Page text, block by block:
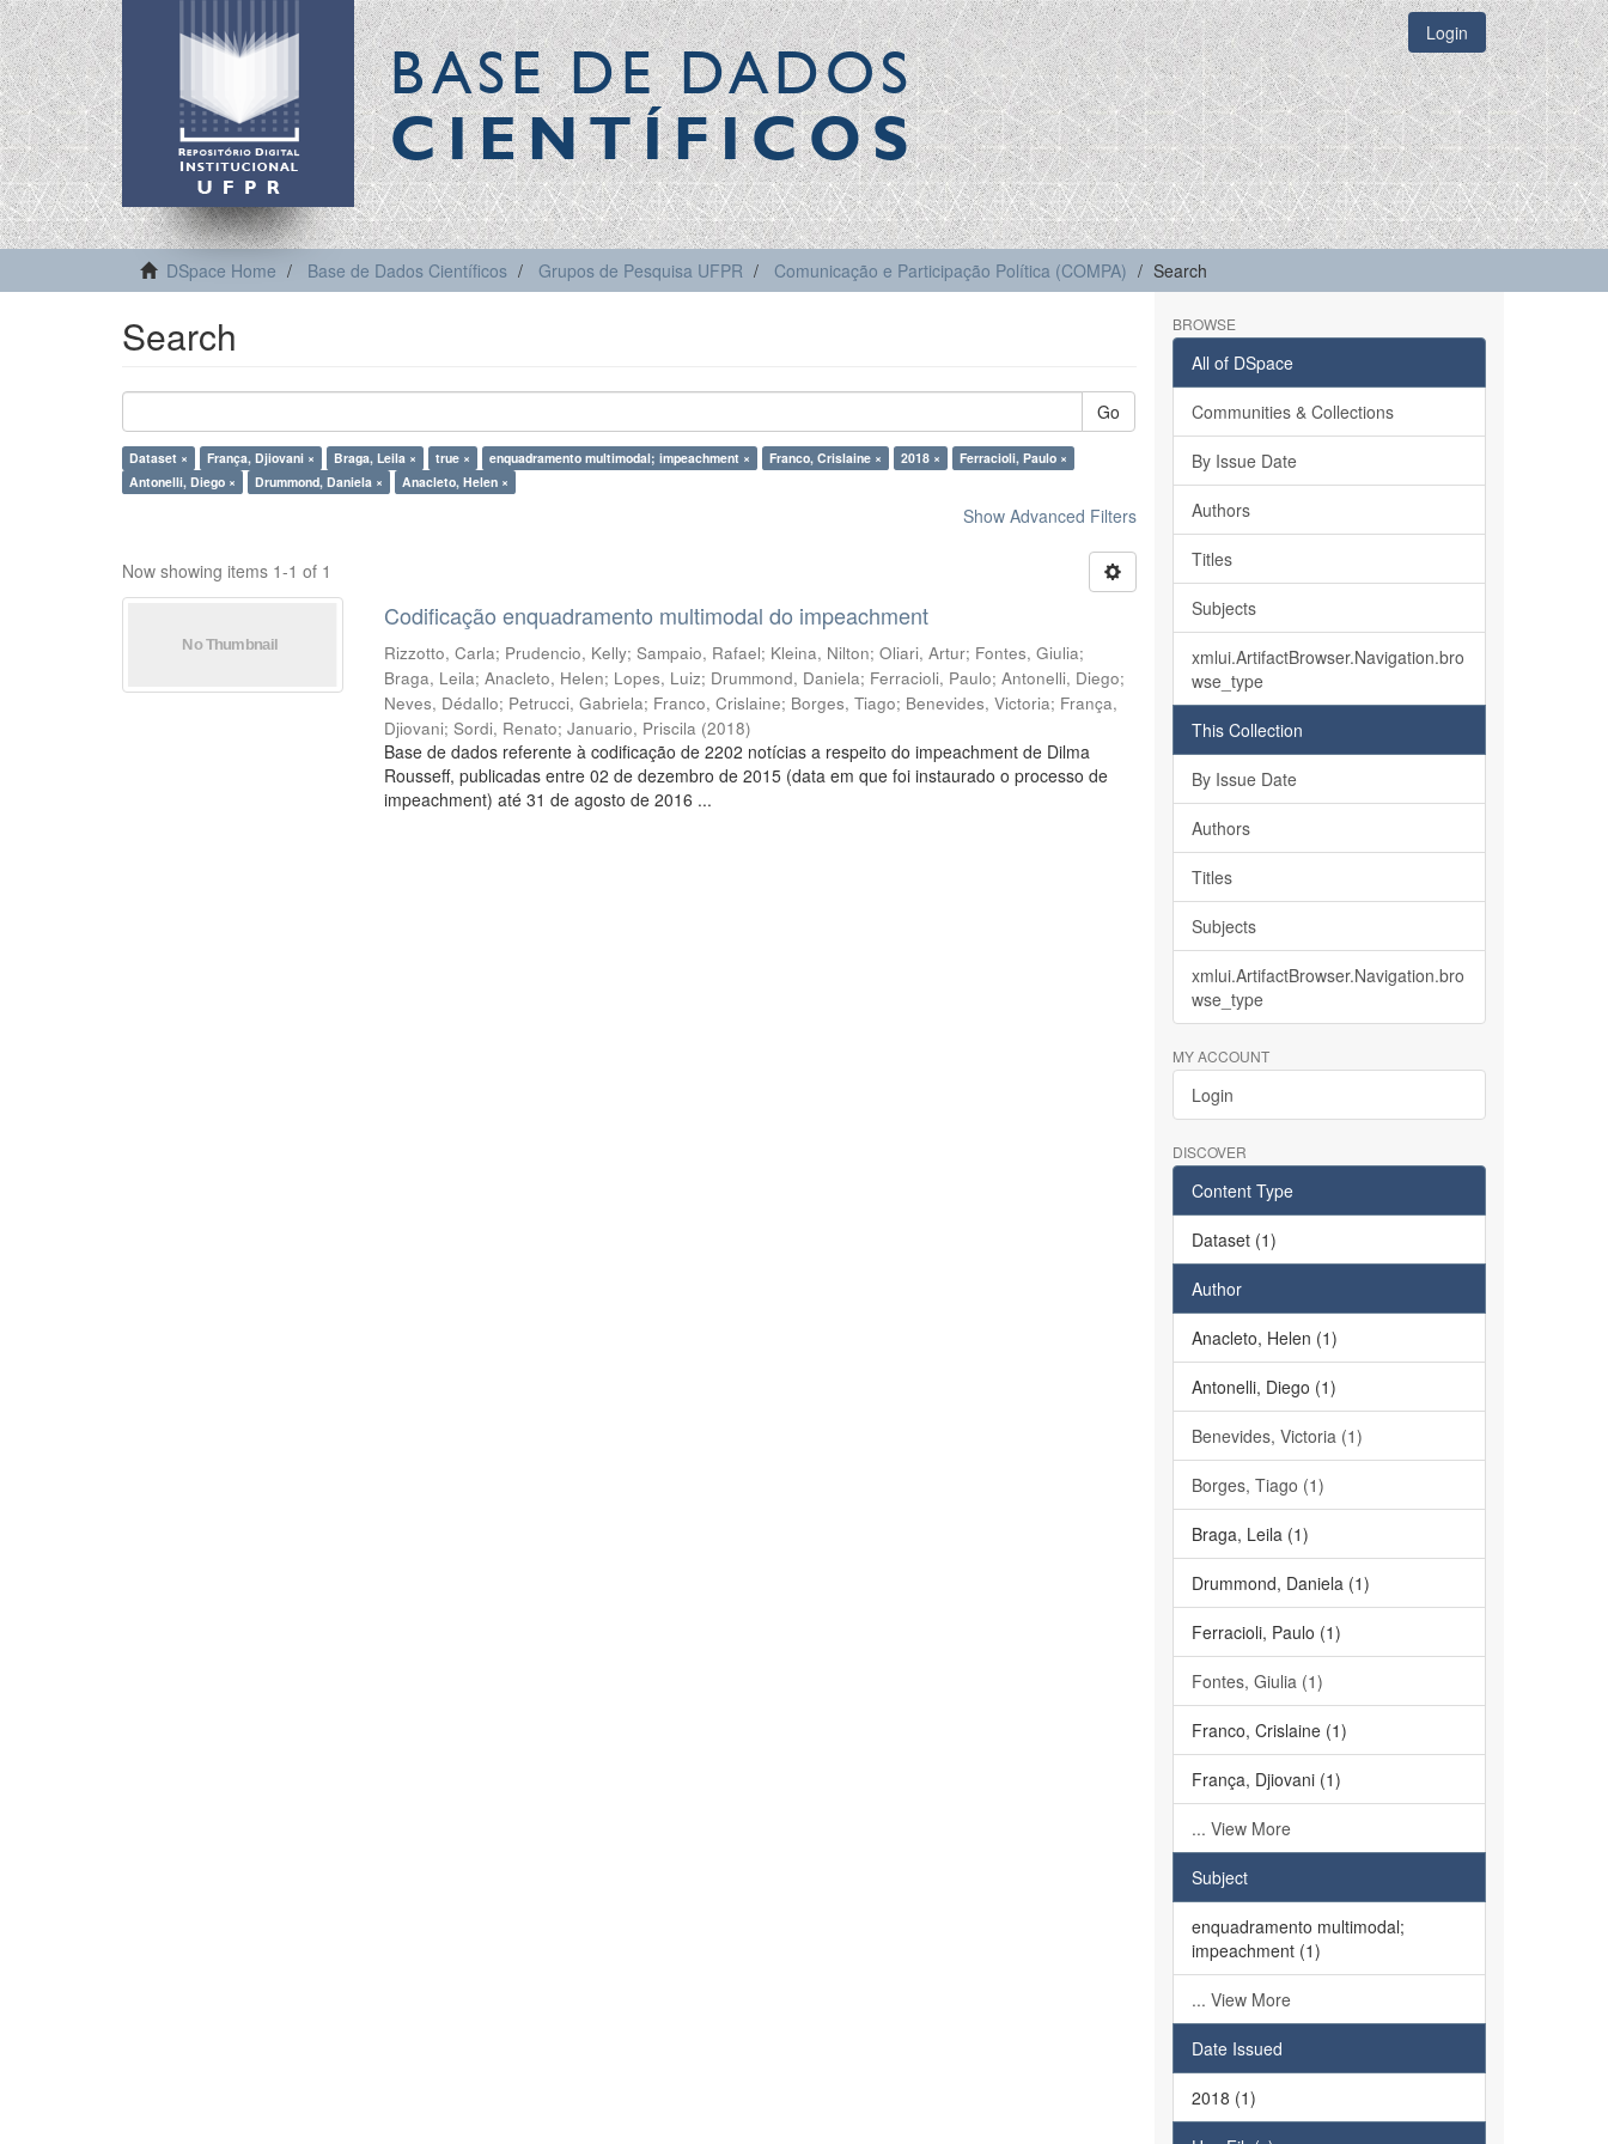
BASE DE DADOS
CIENTÍFICOS
Login
DSpace Home Base de Dados Científicos Grupos de Pesquisa UFPR Comunicação e Participação Política (COMPA) Search
Search
Go
Dataset × França, Djiovani × Braga, Leila × true × enquadramento multimodal; impeachment × Franco, Crislaine × 2018 ×
Ferracioli, Paulo ×
Antonelli, Diego ×
Drummond, Daniela × Anacleto, Helen ×
Show Advanced Filters
Now showing items 1-1 of 1
Codificação enquadramento multimodal do impeachment
Rizzotto, Carla; Prudencio, Kelly;Sampaio, Rafael; Kleina, Nilton;Oliari, Artur; Fontes, Giulia;
Braga, Leila;Anacleto, Helen; Lopes, Luiz; Drummond, Daniela; Ferracioli, Paulo;Antonelli, Diego;
Neves, Dédallo; Petrucci, Gabriela; Franco, Crislaine; Borges, Tiago; Benevides, Victoria; França,
Djiovani;Sordi, Renato;Januario, Priscila (2018)
Base de dados referente à codificação de 2202 notícias a respeito do impeachment de Dilma
Rousseff, publicadas entre 02 de dezembro de 2015 (data em que foi instaurado o processo de
impeachment) até 31 de agosto de 2016 ...
BROWSE
All of DSpace
Communities & Collections
By Issue Date
Authors
Titles
Subjects
xmlui.ArtifactBrowser.Navigation.bro
wse_type
This Collection
By Issue Date
Authors
Titles
Subjects
xmlui.ArtifactBrowser.Navigation.bro
wse_type
MY ACCOUNT
Login
DISCOVER
Content Type
Dataset (1)
Author
Anacleto, Helen (1)
Antonelli, Diego (1)
Benevides, Victoria (1)
Borges, Tiago (1)
Braga, Leila (1)
Drummond, Daniela (1)
Ferracioli, Paulo (1)
Fontes, Giulia (1)
Franco, Crislaine (1)
França, Djiovani (1)
... View More
Subject
enquadramento multimodal;
impeachment (1)
... View More
Date Issued
2018 (1)